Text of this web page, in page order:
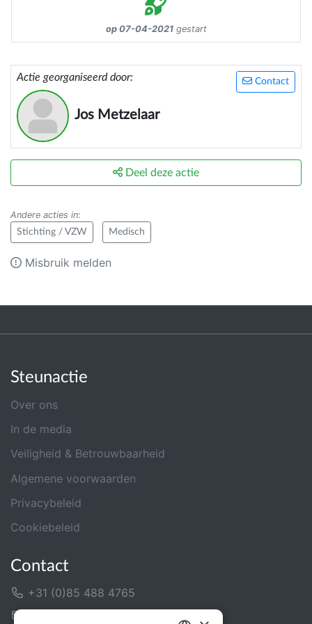
op 07-04-2021gestart
Contact
Actie georganiseerd door:
Jos Metzelaar
Deel deze actie
Andere acties in:
Stichting / VZW Medisch
Misbruik melden
Steunactie
Over ons
In de media
Veiligheid & Betrouwbaarheid
Algemene voorwaarden
Privacybeleid
Cookiebeleid
Contact
+31 (0)85 488 4765